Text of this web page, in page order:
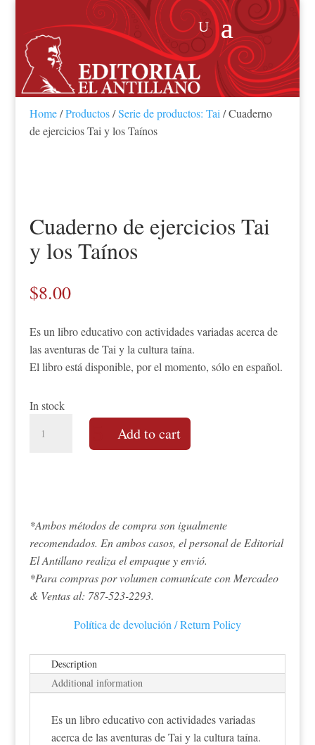
Home/Productos/Serie de productos: Tai / Cuaderno
de ejercicios Tai y los Taínos
Cuaderno de ejercicios Tai
y los Taínos
$8.00
Es un libro educativo con actividades variadas acerca de
las aventuras de Tai y la cultura taína.
El libro está disponible, por el momento, sólo en español.
In stock
Taínos
quantity
Add to cart
*Ambos métodos de compra son igualmente
recomendados. En ambos casos, el personal de Editorial
El Antillano realiza el empaque y envió.
*Para compras por volumen comunícate con Mercadeo
& Ventas al: 787-523-2293.
Política de devolución / Return Policy
Description
Additional information
Es un libro educativo con actividades variadas
acerca de las aventuras de Tai y la cultura taína.